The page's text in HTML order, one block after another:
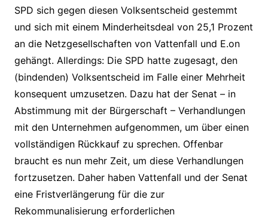
SPD sich gegen diesen Volksentscheid gestemmt
und sich mit einem Minderheitsdeal von 25,1 Prozent
an die Netzgesellschaften von Vattenfall und E.on
gehängt. Allerdings: Die SPD hatte zugesagt, den
(bindenden) Volksentscheid im Falle einer Mehrheit
konsequent umzusetzen. Dazu hat der Senat – in
Abstimmung mit der Bürgerschaft – Verhandlungen
mit den Unternehmen aufgenommen, um über einen
vollständigen Rückkauf zu sprechen. Offenbar
braucht es nun mehr Zeit, um diese Verhandlungen
fortzusetzen. Daher haben Vattenfall und der Senat
eine Fristverlängerung für die zur
Rekommunalisierung erforderlichen